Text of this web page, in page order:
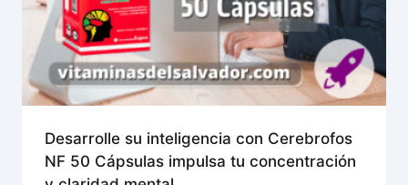
Desarrolle su inteligencia con Cerebrofos
NF 50 Cápsulas impulsa tu concentración